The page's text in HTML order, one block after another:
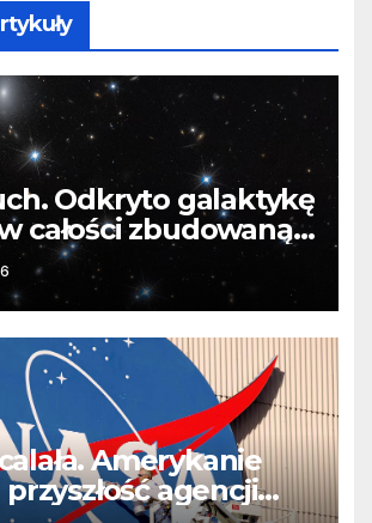
Odkryto galaktykę
całości zbudowaną z
Amerykanie
agencji